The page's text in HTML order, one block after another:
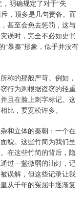
明确规定了对于“失
，顶多是几句责备。而
甚至会免去惩罚，这与
误时，完全不必如史书
“暴秦”形象，似乎并没有
称的那般严苛。例如，
行为则根据盗窃的轻重
且在脸上刺字标记。这
比，要宽松许多。
和立体的秦朝：一个在
貌。这些竹简为我们呈
在这些竹简的背后，隐
过一盏微弱的油灯，记
误解，但这些记录让我
从千年的冤屈中逐渐复